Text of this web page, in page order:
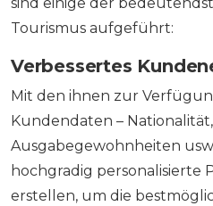
sind einige der
Tourismus aufgeführt:
Verbessertes
Mit den ihnen zur
Kundendaten –
Ausgabegewohnheiten
hochgradig personalisierte
erstellen, um die